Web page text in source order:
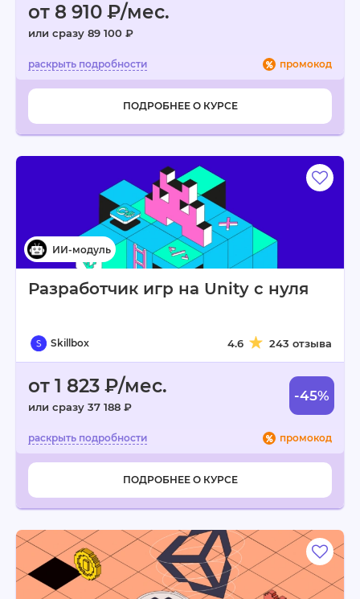
от 8 910 ₽/мес.
или сразу 89 100 ₽
промокод
ПОДРОБНЕЕ О КУРСЕ
Разработчик игр на Unity с нуля
Skillbox 4.6 243 отзыва
от 1 823 ₽/мес.
или сразу 37 188 ₽
-45%
промокод
ПОДРОБНЕЕ О КУРСЕ